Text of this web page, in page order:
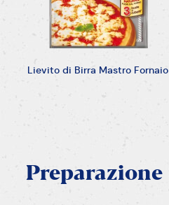
Lievito di Birra Mastro Fornaio
Preparazione